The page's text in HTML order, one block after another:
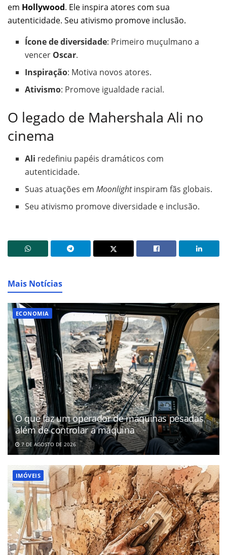
em Hollywood. Ele inspira atores com sua
autenticidade. Seu ativismo promove inclusão.
Ícone de diversidade: Primeiro muçulmano a
vencer Oscar.
Inspiração: Motiva novos atores.
Ativismo: Promove igualdade racial.
O legado de Mahershala Ali no
cinema
Ali redefiniu papéis dramáticos com
autenticidade.
Suas atuações emMoonlightinspiram fãs globais.
Seu ativismo promove diversidade e inclusão.
Mais Notícias
ECONOMIA
O que faz um operador de máquinas pesadas
além de controlar a máquina
7 DE AGOSTO DE 2026
IMÓVEIS